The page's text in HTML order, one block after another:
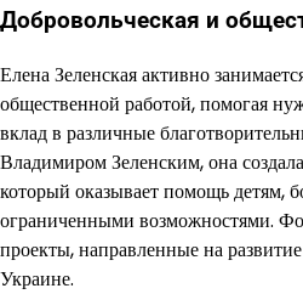
Добровольческая и
Елена Зеленская активно
общественной работой, помогая
вклад в различные
Владимиром Зеленским, она
который оказывает помощь детям,
ограниченными возможностями.
проекты, направленные на
Украине.